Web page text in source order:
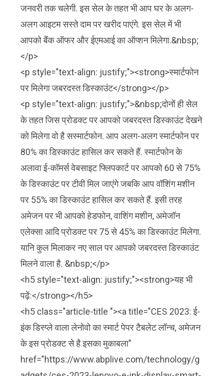
जनवरी तक चलेगी. इस सेल के तहत भी आप घर के अलग-
अलग आइटम सस्ते दाम पर खरीद पाएंगे. इस सेल में भी
आपको बैंक ऑफर और ईएमआई का ऑप्शन मिलेगा.&nbsp;
</p>
<p style="text-align: justify;"><strong>स्मार्टफोन
पर मिलेगा जबरदस्त डिस्काउंट</strong></p>
<p style="text-align: justify;">&nbsp;दोनों ही सेल
के तहत जिस प्रोडक्ट पर आपको जबरदस्त डिस्काउंट देखने
को मिलेगा वो है सस्मार्टफोन. आप अलग-अलग स्मार्टफोन पर
80% का डिस्काउंट हासिल कर सकते हैं. स्मार्टफोन के
अलावा ई-कॉमर्स वेबसाइट फ्लिपकार्ट पर आपको 60 से 75%
के डिस्काउंट पर टीवी मिल जाएंगे जबकि आप वॉशिंग मशीन
पर 55% का डिस्काउंट हासिल कर सकते हैं. इसी तरह
अमेजन पर भी आपको हेडफोन, वाशिंग मशीन, अमेजॉन
एलेक्सा आदि प्रोडक्ट पर 75 से 45% का डिस्काउंट मिलेगा.
यानि कुल मिलाकर नए साल पर आपको जबरदस्त डिस्काउंट
मिलने वाला है. &nbsp;</p>
<h5 style="text-align: justify;"><strong>यह भी
पढ़ें:</strong></h5>
<h5 class="article-title "><a title="CES 2023: ई-
इंक डिस्प्ले वाला लेनोवो का स्मार्ट पेपर टैबलेट लॉन्च, अमेजन
के इस प्रोडक्ट से है इसका मुकाबला"
href="https://www.abplive.com/technology/g